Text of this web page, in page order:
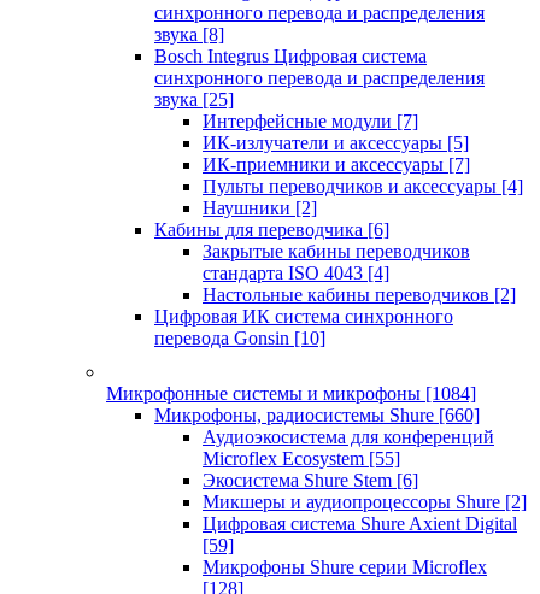
синхронного перевода и распределения
звука [8]
Bosch Integrus Цифровая система
синхронного перевода и распределения
звука [25]
Интерфейсные модули [7]
ИК-излучатели и аксессуары [5]
ИК-приемники и аксессуары [7]
Пульты переводчиков и аксессуары [4]
Наушники [2]
Кабины для переводчика [6]
Закрытые кабины переводчиков
стандарта ISO 4043 [4]
Настольные кабины переводчиков [2]
Цифровая ИК система синхронного
перевода Gonsin [10]
Микрофонные системы и микрофоны [1084]
Микрофоны, радиосистемы Shure [660]
Аудиоэкосистема для конференций
Microflex Ecosystem [55]
Экосистема Shure Stem [6]
Микшеры и аудиопроцессоры Shure [2]
Цифровая система Shure Axient Digital
[59]
Микрофоны Shure серии Microflex
[128]